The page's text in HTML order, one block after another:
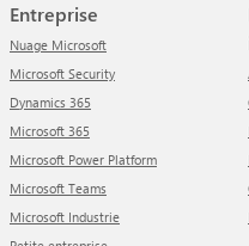
Entreprise
Nuage Microsoft
Microsoft Security
Dynamics 365
Microsoft 365
Microsoft Power Platform
Microsoft Teams
Microsoft Industrie